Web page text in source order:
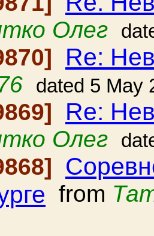
Олег
Re:
dated 5 May
Re:
Олег
from